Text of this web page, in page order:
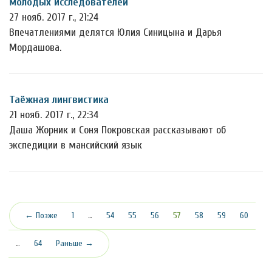
27 нояб. 2017 г., 21:24
Впечатлениями делятся Юлия Синицына и Дарья
Мордашова.
Таёжная лингвистика
21 нояб. 2017 г., 22:34
Даша Жорник и Соня Покровская рассказывают об
экспедиции в мансийский язык
← Позже 1 … 54 55 56 57 (текущая)
58 59 60
… 64 Раньше →